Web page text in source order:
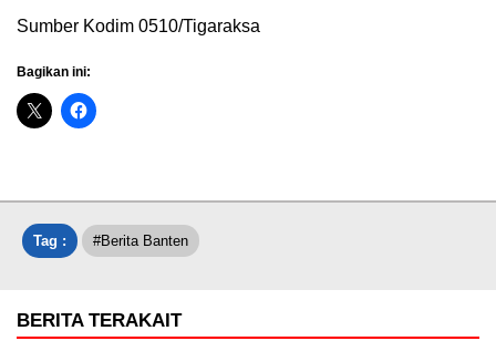
Sumber Kodim 0510/Tigaraksa
Bagikan ini:
Tag : #Berita Banten
BERITA TERAKAIT